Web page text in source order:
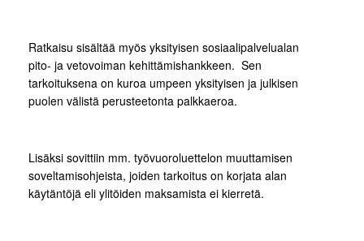
Ratkaisu sisältää myös yksityisen sosiaalipalvelualan
pito- ja vetovoiman kehittämishankkeen. Sen
tarkoituksena on kuroa umpeen yksityisen ja julkisen
puolen välistä perusteetonta palkkaeroa.
Lisäksi sovittiin mm. työvuoroluettelon muuttamisen
soveltamisohjeista, joiden tarkoitus on korjata alan
käytäntöjä eli ylitöiden maksamista ei kierretä.